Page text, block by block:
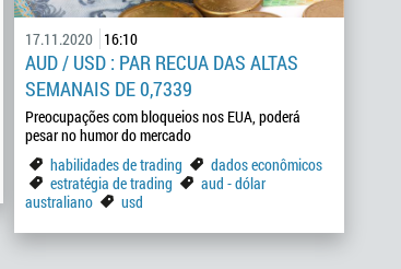
17.11.2020 16:10
AUD / USD : PAR RECUA DAS ALTAS
SEMANAIS DE 0,7339
Preocupações com bloqueios nos EUA, poderá
pesar no humor do mercado
habilidades de trading
dados econômicos
estratégia de trading
aud - dólar
australiano
usd